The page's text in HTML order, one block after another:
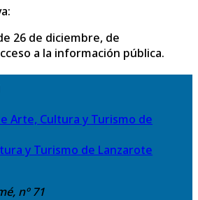
26 de diciembre, de
a la información pública.
y Turismo de Lanzarote
nº 71